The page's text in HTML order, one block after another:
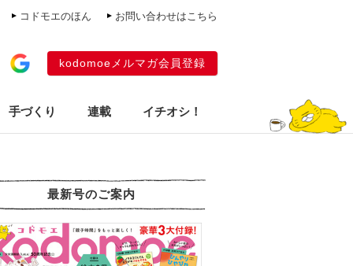
コドモエのほん お問い合わせはこちら
kodomoeメルマガ会員登録
手づくり 連載 イチオシ！
最新号のご案内